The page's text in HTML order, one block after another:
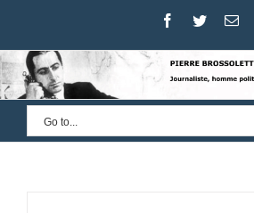
Facebook
Twitter
Go to...